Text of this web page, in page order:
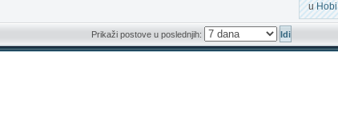
uHobi
Prikaži postove u poslednjih: